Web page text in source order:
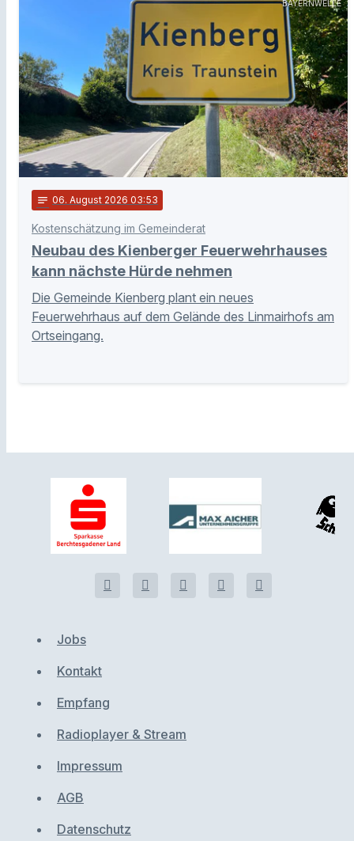
BAYERNWELLE
notes 06. August 2026 03:53
Kostenschätzung im Gemeinderat
Neubau des Kienberger Feuerwehrhauses
kann nächste Hürde nehmen
Die Gemeinde Kienberg plant ein neues
Feuerwehrhaus auf dem Gelände des Linmairhofs am
Ortseingang.
Jobs
Kontakt
Empfang
Radioplayer & Stream
Impressum
AGB
Datenschutz